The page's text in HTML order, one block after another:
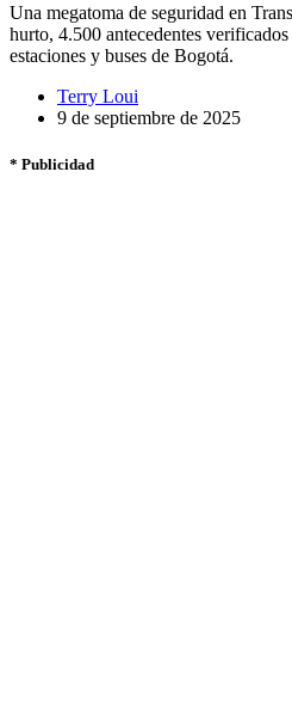
Una megatoma de seguridad en
hurto, 4.500 antecedentes
estaciones y buses de Bogotá.
Terry Loui
9 de septiembre de 2025
* Publicidad